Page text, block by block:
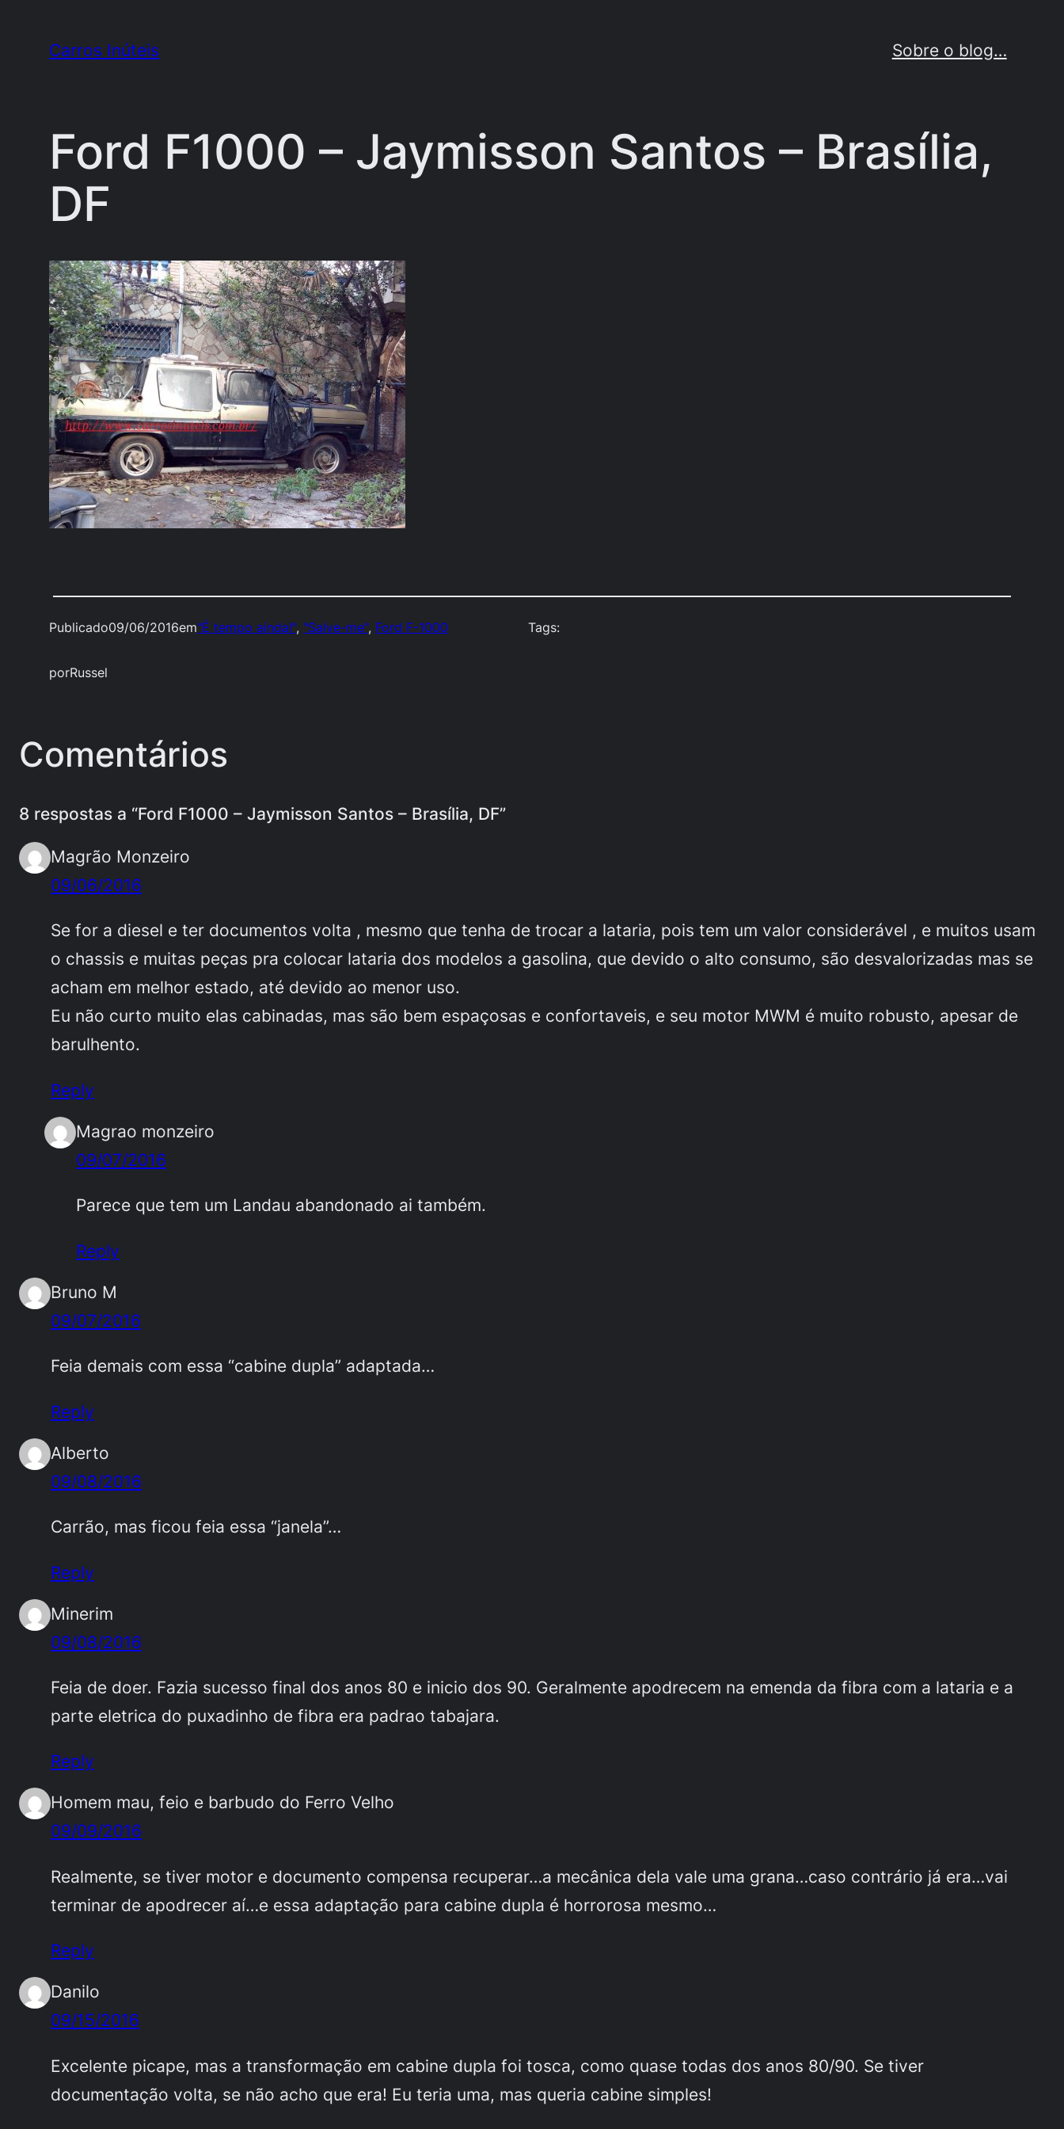
Carros Inúteis Sobre o blog…
Ford F1000 – Jaymisson Santos – Brasília,
DF
Publicado09/06/2016em"É tempo ainda!", "Salve-me", Ford F-1000
porRussel
Tags:
Comentários
8 respostas a “Ford F1000 – Jaymisson Santos – Brasília, DF”
Magrão Monzeiro
09/06/2016
Se for a diesel e ter documentos volta , mesmo que tenha de trocar a lataria, pois tem um valor considerável , e muitos usam
o chassis e muitas peças pra colocar lataria dos modelos a gasolina, que devido o alto consumo, são desvalorizadas mas se
acham em melhor estado, até devido ao menor uso.
Eu não curto muito elas cabinadas, mas são bem espaçosas e confortaveis, e seu motor MWM é muito robusto, apesar de
barulhento.
Reply
Magrao monzeiro
09/07/2016
Parece que tem um Landau abandonado ai também.
Reply
Bruno M
09/07/2016
Feia demais com essa “cabine dupla” adaptada…
Reply
Alberto
09/08/2016
Carrão, mas ficou feia essa “janela”…
Reply
Minerim
09/08/2016
Feia de doer. Fazia sucesso final dos anos 80 e inicio dos 90. Geralmente apodrecem na emenda da fibra com a lataria e a
parte eletrica do puxadinho de fibra era padrao tabajara.
Reply
Homem mau, feio e barbudo do Ferro Velho
09/09/2016
Realmente, se tiver motor e documento compensa recuperar…a mecânica dela vale uma grana…caso contrário já era…vai
terminar de apodrecer aí…e essa adaptação para cabine dupla é horrorosa mesmo…
Reply
Danilo
09/15/2016
Excelente picape, mas a transformação em cabine dupla foi tosca, como quase todas dos anos 80/90. Se tiver
documentação volta, se não acho que era! Eu teria uma, mas queria cabine simples!